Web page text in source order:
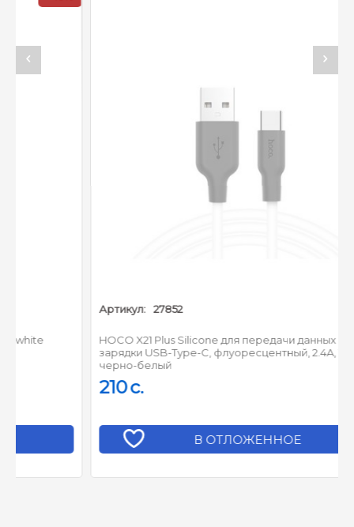
27852
HOCO X21 Plus Silicone для передачи данных и
зарядки USB-Type-C, флуоресцентный, 2.4A, 1м,
черно-белый
В ОТЛОЖЕННОЕ